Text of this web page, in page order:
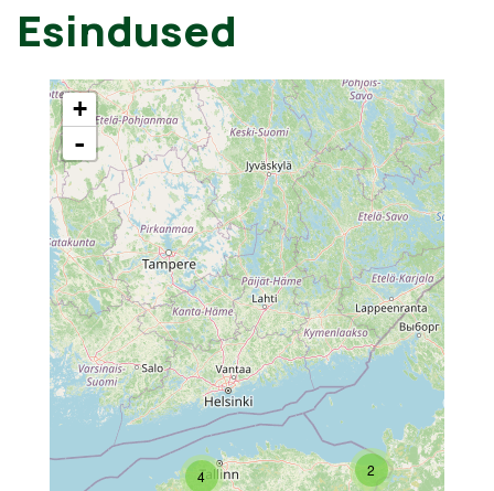
Esindused
2
4
+
-